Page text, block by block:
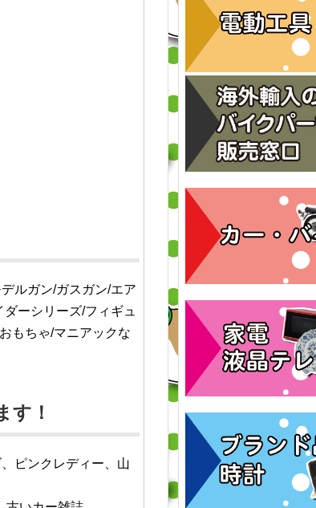
ルガン/ガスガン/エア
ーシリーズ/フィギュ
もちゃ/マニアックな
す！
ピンクレディー、山